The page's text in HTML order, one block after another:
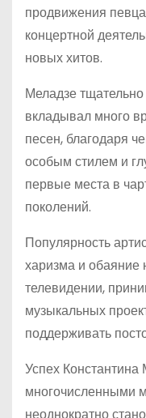
продвижения
концертной
новых хитов.
Меладзе
вкладывал много
песен, благодаря
особым стилем и
первые места в
поколений.
Популярность
харизма и обаяние
телевидении,
музыкальных
поддерживать
Успех
многочисленными